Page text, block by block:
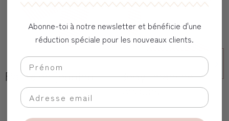
Pantalon jogging
Body ࠠ manche
longues
Abonne-toi à notre newsletter et bénéficie d'une
réduction spéciale pour les nouveaux clients.